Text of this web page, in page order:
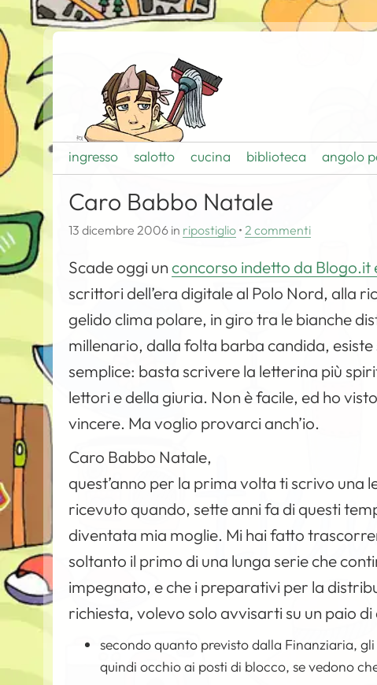
ingresso salotto cucina biblioteca angolo
Caro Babbo Natale
13 dicembre 2006 in ripostiglio • 2 commenti
Scade oggi unconcorso indetto da Blogo.it
scrittori dell’era digitale al Polo Nord, alla
gelido clima polare, in giro tra le bianche
millenario, dalla folta barba candida,
semplice: basta scrivere la letterina più
lettori e della giuria. Non è facile, ed ho
vincere. Ma voglio provarci anch’io.
Caro Babbo Natale,
quest’anno per la prima volta ti scrivo una
ricevuto quando, sette anni fa di questi
diventata mia moglie. Mi hai fatto
soltanto il primo di una lunga serie che
impegnato, e che i preparativi per la
richiesta, volevo solo avvisarti su un paio di
secondo quanto previsto dalla Finanziaria,
quindi occhio ai posti di blocco, se vedono